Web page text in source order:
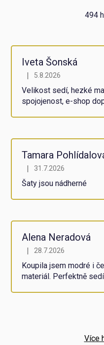
494
Iveta Šonská
Hodnocení obchodu je
| 5.8.2026
Velikost sedí, hezké
spojojenost, e-shop
Tamara
Hodnocení obchodu je
| 31.7.2026
Šaty jsou nádherné
Alena Neradová
Hodnocení obchodu je
| 28.7.2026
Koupila jsem modré i
materiál. Perfektně
Více